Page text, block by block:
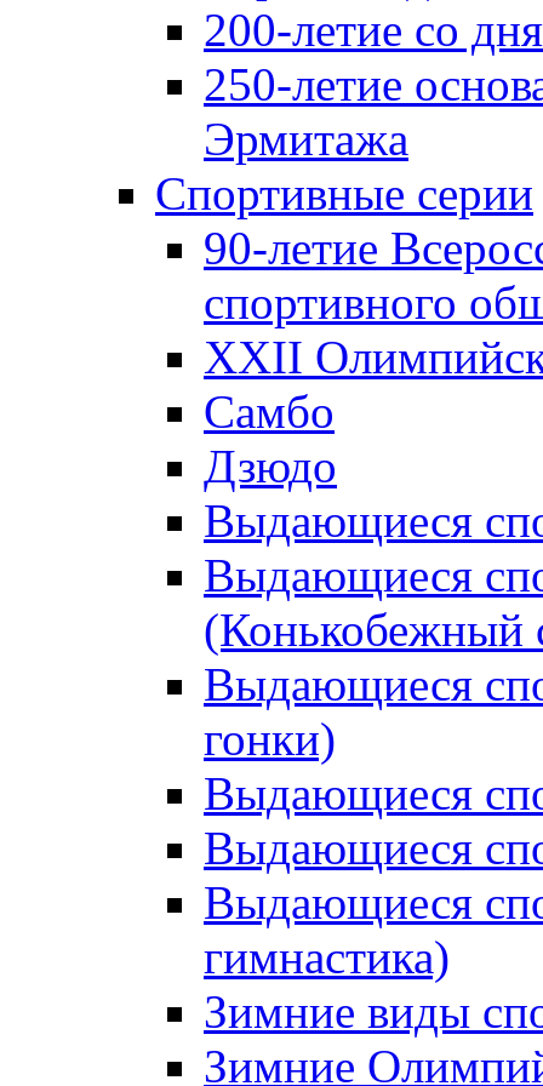
200-летие со
250-летие
Эрмитажа
Спортивные серии
90-летие
спортивного
XXII
Самбо
Дзюдо
Выдающиеся
Выдающиеся
(Конькобежный
Выдающиеся
гонки)
Выдающиеся
Выдающиеся
Выдающиеся
гимнастика)
Зимние виды
Зимние